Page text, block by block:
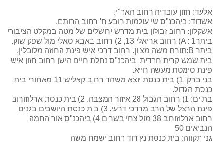
אלעד: חזון עובדיה רחוב האר"י.
אשדוד: ביהכנ"ס שי עולמות רובע ח' רחוב הרותם.
אשקלון: רחוב זבולון בית מדרש ירושלים של מטה במקלט הציבורי
ביתרA : 1) רחוב אריאלי 13, 2) רחוב באבא סאלי מול שפק שוק.
ביתר ‏B‏:תורת משה מציון. רחוב דרכי איש פינת החוזה מלובלין.
בית שמש קרית חרדית: ביהכנ"ס נחלת חיים הישן רחוב חזון איש
פינת סימטת מעשה חייא.
בני ברק: 1) בית כנסת יוצא משהד רחוב קאליש 11 מאחורי בית
כנסת הגדול.
בת ים: 1) רחוב הגבול 28 איזור המצבה. 2) בית כנסת ארלוזורוב
פינת הרצל של הרב מרדכי דרעי. 3) בית כנסת היושבים בגנים
רחוב ארלוזורוב 38 מול צחי בשרים 4) ביהכנ"ס אור החמה
הנביאים 50
גני תקווה: בית כנסת נץ דוד רחוב ישמח משה